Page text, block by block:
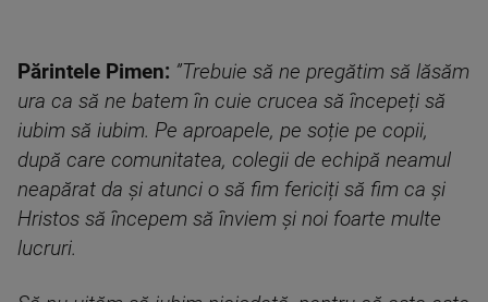
Părintele Pimen: ”Trebuie să ne pregătim să lăsăm
ura ca să ne batem în cuie crucea să începeți să
iubim să iubim. Pe aproapele, pe soție pe copii,
după care comunitatea, colegii de echipă neamul
neapărat da și atunci o să fim fericiți să fim ca și
Hristos să începem să înviem și noi foarte multe
lucruri.